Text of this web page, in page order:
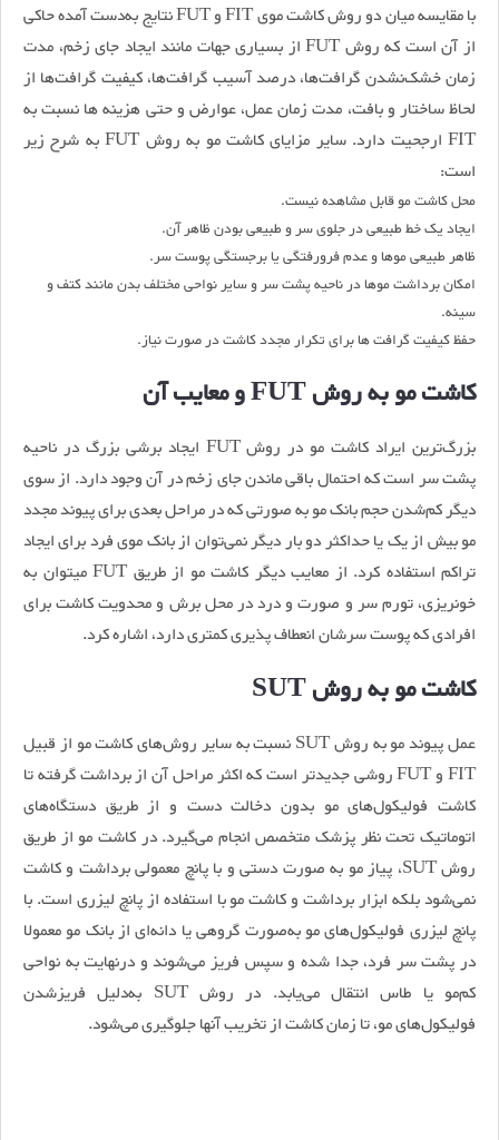
با مقایسه میان دو روش کاشت موی FIT و FUT نتایج به‌دست آمده حاکی
از آن است که روش FUT از بسیاری جهات مانند ایجاد جای زخم، مدت
زمان خشک‌نشدن گرافت‌ها، درصد آسیب گرافت‌ها، کیفیت گرافت‌ها از
لحاظ ساختار و بافت، مدت زمان عمل، عوارض و حتی هزینه‌ ها نسبت به
FIT ارجحیت دارد. سایر مزایای کاشت مو به روش FUT به شرح زیر
است:
محل کاشت مو قابل مشاهده نیست.
ایجاد یک خط طبیعی در جلوی سر و طبیعی بودن ظاهر آن.
ظاهر طبیعی موها و عدم فرورفتگی یا برجستگی پوست سر.
امکان برداشت موها در ناحیه‌ پشت سر و سایر نواحی مختلف بدن مانند کتف و
سینه.
حفظ کیفیت گرافت‌ ها برای تکرار مجدد کاشت در صورت نیاز.
کاشت مو به روش FUT و معایب آن
بزرگ‌ترین ایراد کاشت مو در روش FUT ایجاد برشی بزرگ در ناحیه
پشت سر است که احتمال باقی ماندن جای زخم در آن وجود دارد. از سوی
دیگر کم‌شدن حجم بانک مو به‌ صورتی که در مراحل بعدی برای پیوند مجدد
مو بیش از یک یا حداکثر دو بار دیگر نمی‌توان از بانک موی فرد برای ایجاد
تراکم استفاده کرد. از معایب دیگر کاشت مو از طریق FUT میتوان به
خونریزی، تورم سر و صورت و درد در محل برش و محدویت کاشت برای
افرادی که پوست سرشان انعطاف پذیری کمتری دارد، اشاره کرد.
کاشت مو به روش SUT
عمل پیوند مو به روش SUT نسبت به سایر روش‌های کاشت مو از قبیل
FIT و FUT روشی جدیدتر است که اکثر مراحل آن از برداشت گرفته تا
کاشت فولیکول‌های مو بدون دخالت دست و از طریق دستگاه‌های
اتوماتیک تحت نظر پزشک متخصص انجام می‌گیرد. در کاشت مو از طریق
روش SUT، پیاز مو به ‌صورت دستی و با پانچ معمولی برداشت و کاشت
نمی‌شود بلکه ابزار برداشت و کاشت مو با استفاده از پانچ لیزری است. با
پانچ لیزری فولیکول‌های مو به‌صورت گروهی یا دانه‌ای از بانک مو معمولا
در پشت سر فرد، جدا شده و سپس فریز می‌شوند و درنهایت به نواحی
کم‌مو یا طاس انتقال می‌یابد. در روش SUT به‌دلیل فریزشدن
فولیکول‌های مو، تا زمان کاشت از تخریب آنها جلوگیری می‌شود.